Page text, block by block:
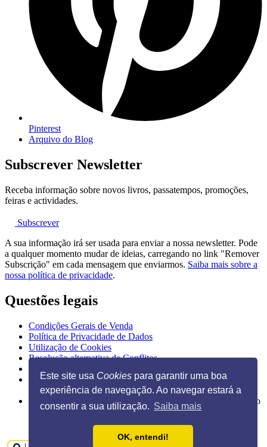
Este site usa Cookies para garantir uma boa
experiência de navegação. Ao navegar estará a
consentir a sua utilização. Saiba mais
OK, entendi!
Pinterest
Arquivo do Blog
Subscrever Newsletter
Receba informação sobre novos livros, passatempos, promoções,
feiras e actividades.
Subscrever
A sua informação irá ser usada para enviar a nossa newsletter. Pode
a qualquer momento mudar de ideias, carregando no link "Remover
Subscrição" em cada mensagem que enviarmos. Saiba mais sobre a
nossa política de privacidade.
Questões legais
Condições Gerais de Venda
Política de Privacidade de Dados
Utilização de Cookies
Resolução alternativa de Conflitos
Ilustração na página inicial de Guido Van Genechten, do livro
Posso espreitar as tuas chuchas? "